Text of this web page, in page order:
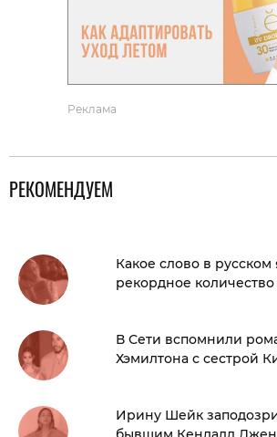
Реклама
РЕКОМЕНДУЕМ
Какое слово в
рекордное
В Сети вспомнили
Хэмилтона с сестрой
Ирину Шейк